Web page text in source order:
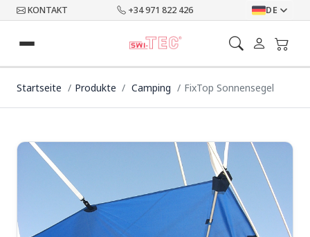
KONTAKT +34 971 822 426 DE
Startseite Produkte Camping FixTop Sonnensegel